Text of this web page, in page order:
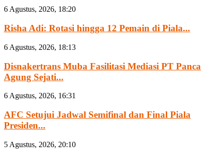
6 Agustus, 2026, 18:20
Risha Adi: Rotasi hingga 12 Pemain di Piala...
6 Agustus, 2026, 18:13
Disnakertrans Muba Fasilitasi Mediasi PT Panca
Agung Sejati...
6 Agustus, 2026, 16:31
AFC Setujui Jadwal Semifinal dan Final Piala
Presiden...
5 Agustus, 2026, 20:10